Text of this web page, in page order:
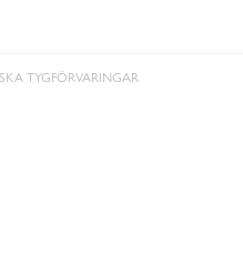
TYGFÖRVARINGAR